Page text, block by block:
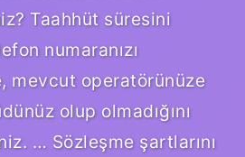
Taahhüt süresini
numaranızı
mevcut operatörünüze
olup olmadığını
… Sözleşme şartlarını